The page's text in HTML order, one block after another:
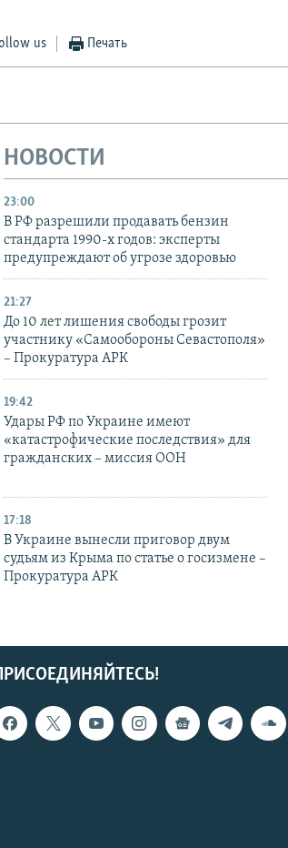
us Печать
НОВОСТИ
23:00
В РФ разрешили продавать бензин
стандарта 1990-х годов: эксперты
предупреждают об угрозе здоровью
21:27
До 10 лет лишения свободы грозит
участнику «Самообороны Севастополя»
– Прокуратура АРК
19:42
Удары РФ по Украине имеют
«катастрофические последствия» для
гражданских – миссия ООН
17:18
В Украине вынесли приговор двум
судьям из Крыма по статье о госизмене –
Прокуратура АРК